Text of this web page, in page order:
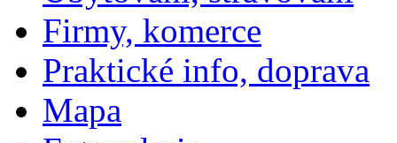
Firmy, komerce
Praktické info, doprava
Mapa